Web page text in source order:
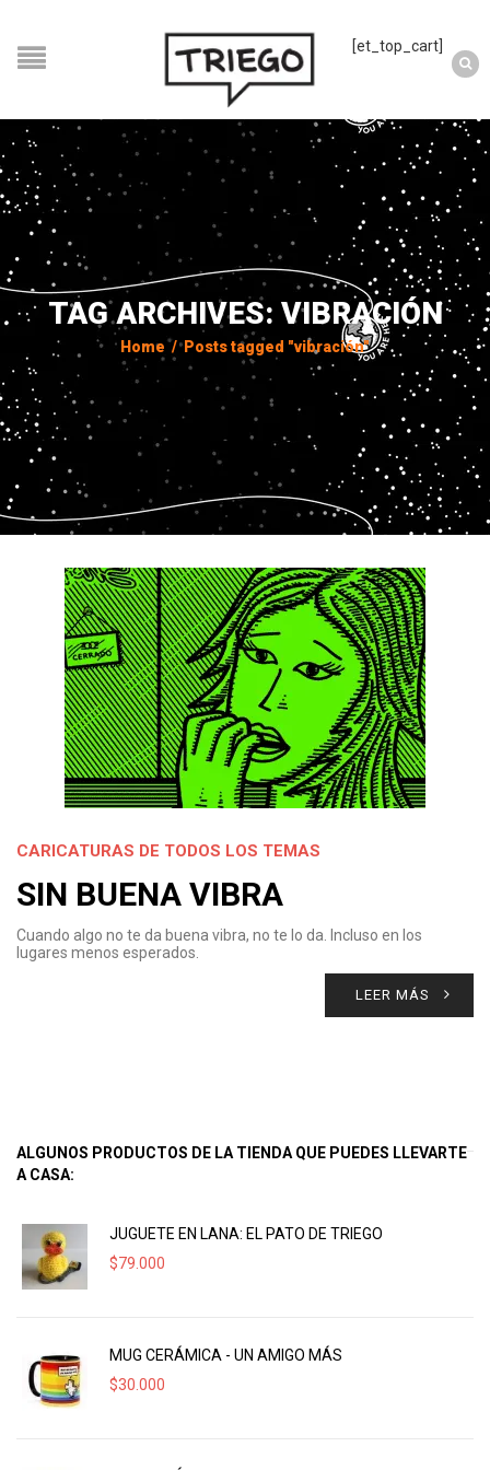
[et_top_cart]
TAG ARCHIVES: VIBRACIÓN
Home / Posts tagged "vibración"
CARICATURAS DE TODOS LOS TEMAS
SIN BUENA VIBRA
Cuando algo no te da buena vibra, no te lo da. Incluso en los
lugares menos esperados.
LEER MÁS
ALGUNOS PRODUCTOS DE LA TIENDA QUE PUEDES LLEVARTE
A CASA:
JUGUETE EN LANA: EL PATO DE TRIEGO
$79.000
MUG CERÁMICA - UN AMIGO MÁS
$30.000